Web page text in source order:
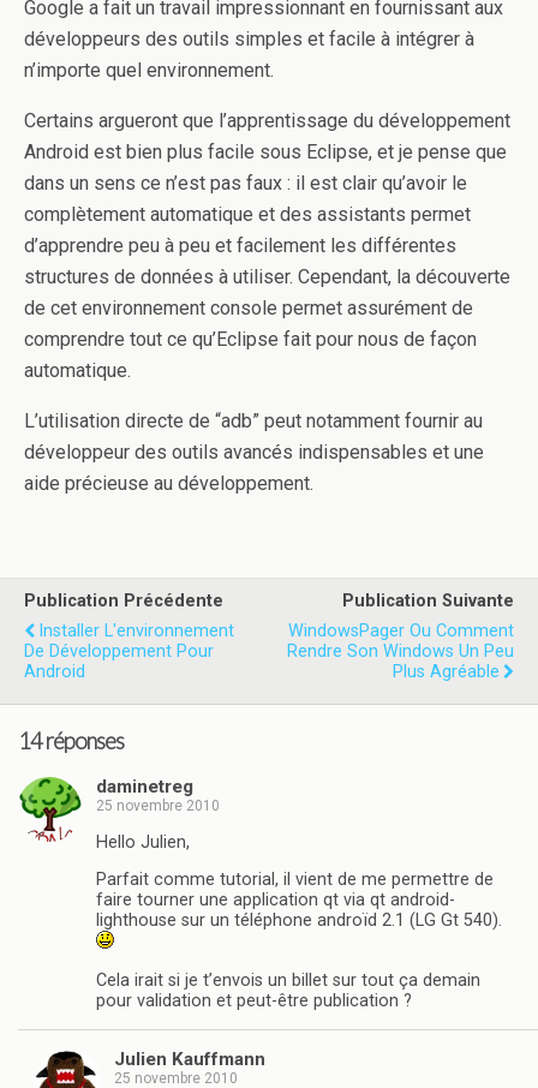
Google a fait un travail impressionnant en fournissant aux
développeurs des outils simples et facile à intégrer à
n’importe quel environnement.
Certains argueront que l’apprentissage du développement
Android est bien plus facile sous Eclipse, et je pense que
dans un sens ce n’est pas faux : il est clair qu’avoir le
complètement automatique et des assistants permet
d’apprendre peu à peu et facilement les différentes
structures de données à utiliser. Cependant, la découverte
de cet environnement console permet assurément de
comprendre tout ce qu’Eclipse fait pour nous de façon
automatique.
L’utilisation directe de “adb” peut notamment fournir au
développeur des outils avancés indispensables et une
aide précieuse au développement.
Publication Précédente
Installer L'environnement
De Développement Pour
Android
Publication Suivante
WindowsPager Ou Comment
Rendre Son Windows Un Peu
Plus Agréable
14 réponses
daminetreg
25 novembre 2010
Hello Julien,
Parfait comme tutorial, il vient de me permettre de
faire tourner une application qt via qt android-
lighthouse sur un téléphone androïd 2.1 (LG Gt 540).
Cela irait si je t’envois un billet sur tout ça demain
pour validation et peut-être publication ?
Julien Kauffmann
25 novembre 2010